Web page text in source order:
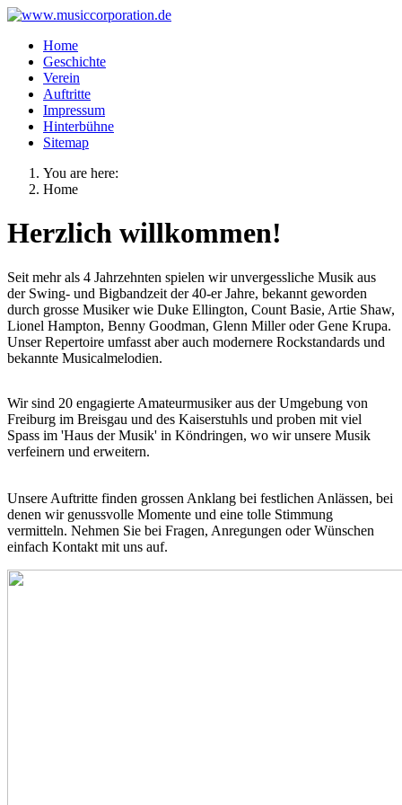
Home
Geschichte
Verein
Auftritte
Impressum
Hinterbühne
Sitemap
You are here:
Home
Herzlich willkommen!
Seit mehr als 4 Jahrzehnten spielen wir unvergessliche Musik aus
der Swing- und Bigbandzeit der 40-er Jahre, bekannt geworden
durch grosse Musiker wie Duke Ellington, Count Basie, Artie Shaw,
Lionel Hampton, Benny Goodman, Glenn Miller oder Gene Krupa.
Unser Repertoire umfasst aber auch modernere Rockstandards und
bekannte Musicalmelodien.
Wir sind 20 engagierte Amateurmusiker aus der Umgebung von
Freiburg im Breisgau und des Kaiserstuhls und proben mit viel
Spass im 'Haus der Musik' in Köndringen, wo wir unsere Musik
verfeinern und erweitern.
Unsere Auftritte finden grossen Anklang bei festlichen Anlässen, bei
denen wir genussvolle Momente und eine tolle Stimmung
vermitteln. Nehmen Sie bei Fragen, Anregungen oder Wünschen
einfach Kontakt mit uns auf.